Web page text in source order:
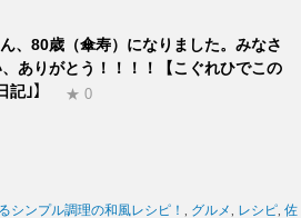
、80歳（傘寿）になりました。みなさ
、ありがとう！！！！【こぐれひでこの
記｣】
★ 0
シンプル調理の和風レシピ！ グルメ レシピ 佐